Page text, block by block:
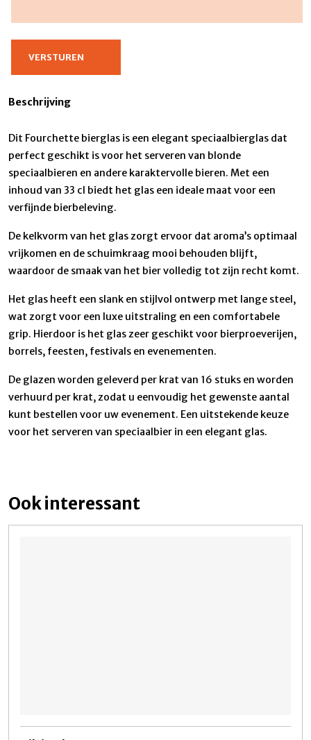
Beschrijving
Dit Fourchette bierglas is een elegant speciaalbierglas dat
perfect geschikt is voor het serveren van blonde
speciaalbieren en andere karaktervolle bieren. Met een
inhoud van 33 cl biedt het glas een ideale maat voor een
verfijnde bierbeleving.
De kelkvorm van het glas zorgt ervoor dat aroma’s optimaal
vrijkomen en de schuimkraag mooi behouden blijft,
waardoor de smaak van het bier volledig tot zijn recht komt.
Het glas heeft een slank en stijlvol ontwerp met lange steel,
wat zorgt voor een luxe uitstraling en een comfortabele
grip. Hierdoor is het glas zeer geschikt voor bierproeverijen,
borrels, feesten, festivals en evenementen.
De glazen worden geleverd per krat van 16 stuks en worden
verhuurd per krat, zodat u eenvoudig het gewenste aantal
kunt bestellen voor uw evenement. Een uitstekende keuze
voor het serveren van speciaalbier in een elegant glas.
Ook interessant